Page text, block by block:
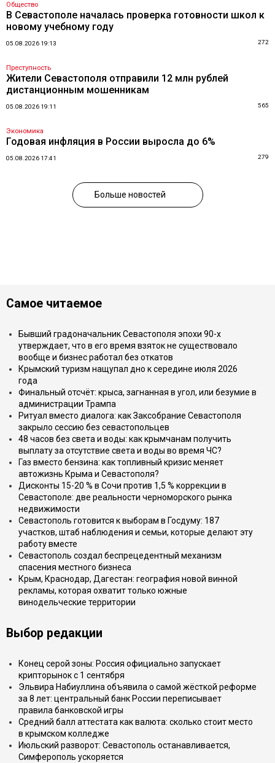
Общество
В Севастополе началась проверка готовности школ к
новому учебному году
05.08.2026 19:13 272
Преступность
Жители Севастополя отправили 12 млн рублей
дистанционным мошенникам
05.08.2026 19:11 565
Экономика
Годовая инфляция в России выросла до 6%
05.08.2026 17:41 279
Больше новостей
Самое читаемое
Бывший градоначальник Севастополя эпохи 90-х
утверждает, что в его время взяток не существовало
вообще и бизнес работал без откатов
Крымский туризм нащупал дно к середине июля 2026
года
Финальный отсчёт: крыса, загнанная в угол, или безумие в
администрации Трампа
Ритуал вместо диалога: как Заксобрание Севастополя
закрыло сессию без севастопольцев
48 часов без света и воды: как крымчанам получить
выплату за отсутствие света и воды во время ЧС?
Газ вместо бензина: как топливный кризис меняет
автожизнь Крыма и Севастополя?
Дисконты 15-20 % в Сочи против 1,5 % коррекции в
Севастополе: две реальности черноморского рынка
недвижимости
Севастополь готовится к выборам в Госдуму: 187
участков, штаб наблюдения и семьи, которые делают эту
работу вместе
Севастополь создал беспрецедентный механизм
спасения местного бизнеса
Крым, Краснодар, Дагестан: география новой винной
рекламы, которая охватит только южные
винодельческие территории
Выбор редакции
Конец серой зоны: Россия официально запускает
крипторынок с 1 сентября
Эльвира Набиуллина объявила о самой жёсткой реформе
за 8 лет: центральный банк России переписывает
правила банковской игры
Средний балл аттестата как валюта: сколько стоит место
в крымском колледже
Июльский разворот: Севастополь останавливается,
Симферополь ускоряется